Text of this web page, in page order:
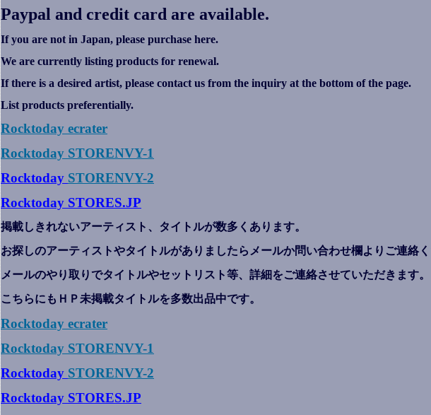
Paypal and credit card are available.
If you are not in Japan, please purchase here.
We are currently listing products for renewal.
If there is a desired artist, please contact us from the inquiry at the bottom of the page.
List products preferentially.
Rocktoday ecrater
Rocktoday STORENVY-1
Rocktoday STORENVY-2
Rocktoday STORES.JP
掲載しきれないアーティスト、タイトルが数多くあります。
お探しのアーティストやタイトルがありましたらメールか問い合わせ欄よりご連絡
メールのやり取りでタイトルやセットリスト等、詳細をご連絡させていただきます。
こちらにもＨＰ未掲載タイトルを多数出品中です。
Rocktoday ecrater
Rocktoday STORENVY-1
Rocktoday STORENVY-2
Rocktoday STORES.JP